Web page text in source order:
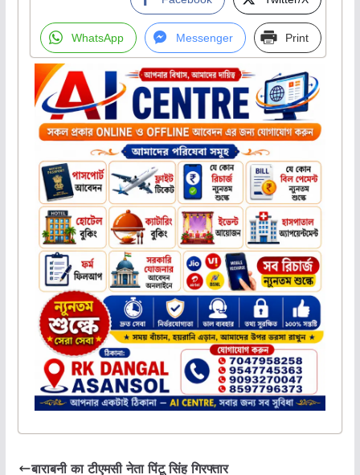
WhatsApp Messenger Print
बाराबनी का टीएमसी नेता पिंटू सिंह गिरफ्तार